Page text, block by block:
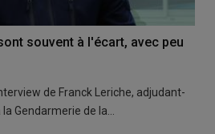
souvent à l'écart, avec peu
de Franck Leriche, adjudant-
Gendarmerie de la…